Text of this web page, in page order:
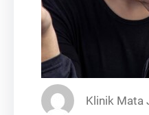
Klinik Mata